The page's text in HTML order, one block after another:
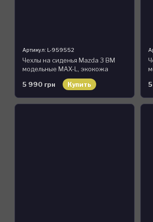
Артикул: L-959552
Чехлы на сиденья Mazda 3 BM
модельные MAX-L, экокожа
5 990 грн Купить